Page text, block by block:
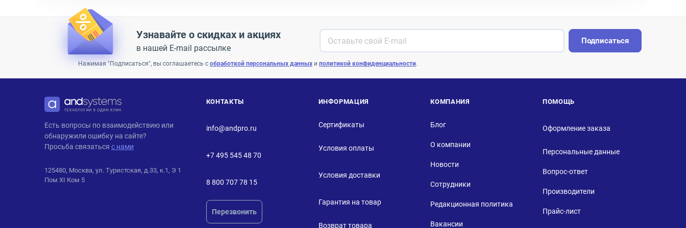
Узнавайте о скидках и акциях
в нашей E-mail рассылке
Подписаться
Нажимая "Подписаться", вы соглашаетесь с обработкой персональных данных и политикой конфиденциальности.
ANDPRO
Есть вопросы по взаимодействию или
обнаружили ошибку на сайте?
Просьба связаться с нами
125480, Москва, ул. Туристская, д.33, к.1, Э 1
Пом XI Ком 5
КОНТАКТЫ
info@andpro.ru
+7 495 545 48 70
8 800 707 78 15
Перезвонить
ИНФОРМАЦИЯ
Сертификаты
Условия оплаты
Условия доставки
Гарантия на товар
Возврат товара
КОМПАНИЯ
Блог
О компании
Новости
Сотрудники
Редакционная политика
Вакансии
ПОМОЩЬ
Оформление заказа
Персональные данные
Вопрос-ответ
Производители
Прайс-лист